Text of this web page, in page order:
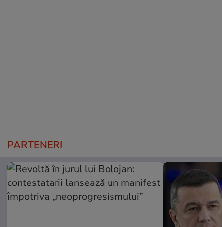
PARTENERI